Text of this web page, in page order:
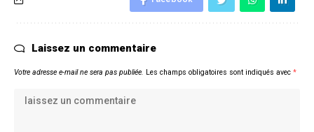
Laissez un commentaire
Votre adresse e-mail ne sera pas publiée. Les champs obligatoires sont indiqués avec *